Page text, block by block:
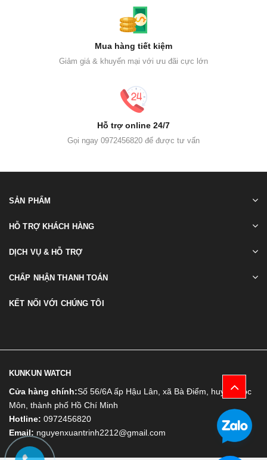
Mua hàng tiết kiệm
Giảm giá & khuyến mại với ưu đãi cực lớn
Hỗ trợ online 24/7
Gọi ngay 0972456820 để được tư vấn
SẢN PHẨM
HỖ TRỢ KHÁCH HÀNG
DỊCH VỤ & HỖ TRỢ
CHẤP NHẬN THANH TOÁN
KẾT NỐI VỚI CHÚNG TÔI
KUNKUN WATCH
Cửa hàng chính:Số 56/6A ấp Hậu Lân, xã Bà Điểm, huyện Hóc
Môn, thành phố Hồ Chí Minh
Hotline: 0972456820
Email: nguyenxuantrinh2212@gmail.com